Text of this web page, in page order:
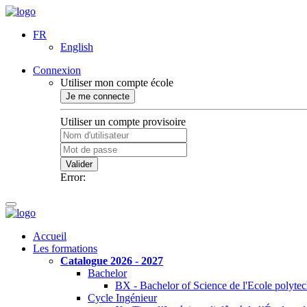
FR
English
Connexion
Utiliser mon compte école
Je me connecte
Utiliser un compte provisoire
Valider
Error:
Accueil
Les formations
Catalogue 2026 - 2027
Bachelor
BX - Bachelor of Science de l'Ecole
Cycle Ingénieur